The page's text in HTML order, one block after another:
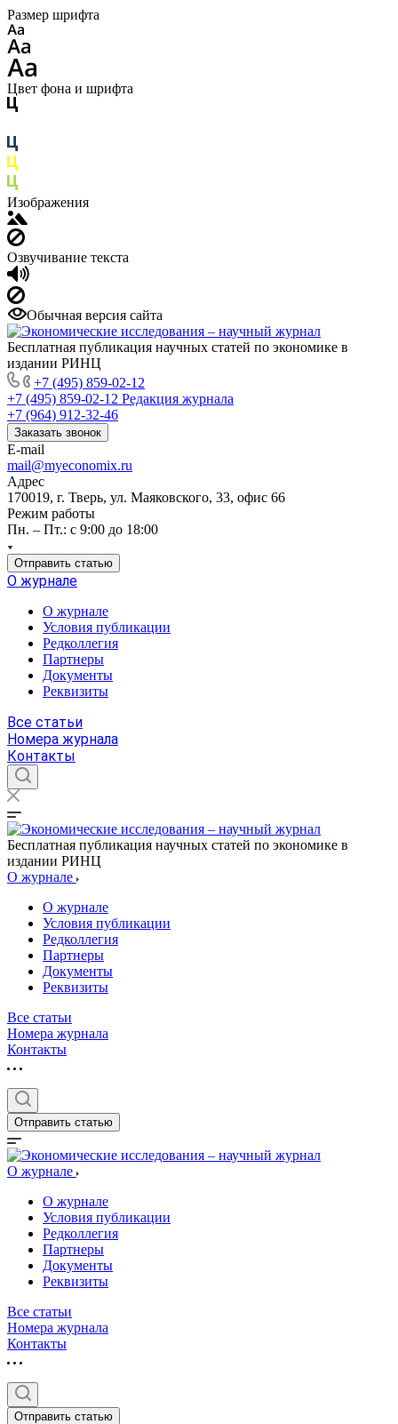
Размер шрифта
Цвет фона и шрифта
Изображения
Озвучивание текста
Обычная версия сайта
Бесплатная публикация научных статей по экономике в
издании РИНЦ
+7 (495) 859-02-12
+7 (495) 859-02-12 Редакция журнала
+7 (964) 912-32-46
Заказать звонок
E-mail
mail@myeconomix.ru
Адрес
170019, г. Тверь, ул. Маяковского, 33, офис 66
Режим работы
Пн. – Пт.: с 9:00 до 18:00
Отправить статью
О журнале
О журнале
Условия публикации
Редколлегия
Партнеры
Документы
Реквизиты
Все статьи
Номера журнала
Контакты
Бесплатная публикация научных статей по экономике в
издании РИНЦ
О журнале
О журнале
Условия публикации
Редколлегия
Партнеры
Документы
Реквизиты
Все статьи
Номера журнала
Контакты
Отправить статью
О журнале
О журнале
Условия публикации
Редколлегия
Партнеры
Документы
Реквизиты
Все статьи
Номера журнала
Контакты
Отправить статью